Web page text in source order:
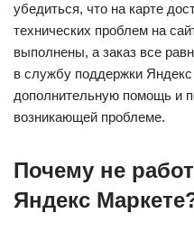
убедиться, что на карте
технических проблем на
выполнены, а заказ все
в службу поддержки
дополнительную помощь и
возникающей проблеме.
Почему не
Яндекс